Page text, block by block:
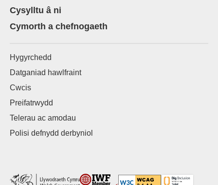
Cysylltu â ni
Cymorth a chefnogaeth
Hygyrchedd
Datganiad hawlfraint
Cwcis
Preifatrwydd
Telerau ac amodau
Polisi defnydd derbyniol